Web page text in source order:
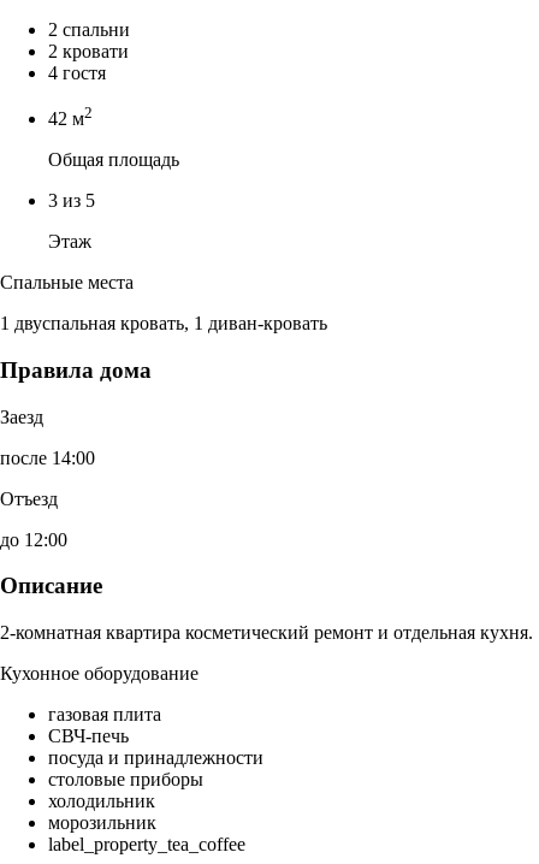
2 спальни
2 кровати
4 гостя
42 м2
Общая площадь
3 из 5
Этаж
Спальные места
1 двуспальная кровать, 1 диван-кровать
Правила дома
Заезд
после 14:00
Отъезд
до 12:00
Описание
2-комнатная квартира косметический ремонт и отдельная кухня.
Кухонное оборудование
газовая плита
СВЧ-печь
посуда и принадлежности
столовые приборы
холодильник
морозильник
label_property_tea_coffee